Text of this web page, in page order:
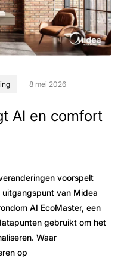
8 mei 2026
AI en comfort
voorspelt
van Midea
AI EcoMaster, een
gebruikt om het
Waar
op